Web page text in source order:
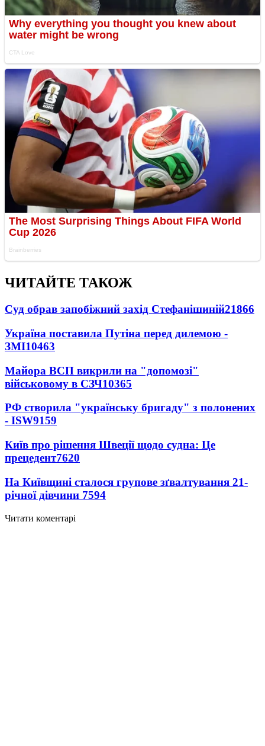
ЧИТАЙТЕ ТАКОЖ
Суд обрав запобіжний захід Стефанішиній21866
Україна поставила Путіна перед дилемою -
ЗМІ10463
Майора ВСП викрили на "допомозі"
військовому в СЗЧ10365
РФ створила "українську бригаду" з полонених
- ISW9159
Київ про рішення Швеції щодо судна: Це
прецедент7620
На Київщині сталося групове зґвалтування 21-
річної дівчини 7594
Читати коментарі